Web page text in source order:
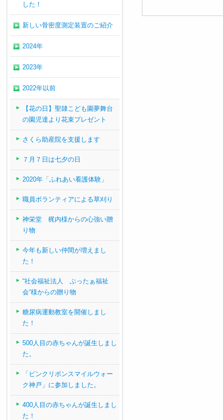
した！
新しい骨密度測定装置のご紹介
2024年
2023年
2022年以前
【花の日】聖隷こども園夢舞台
の園児達より花束プレゼント
さくら助産院を支援します
７月７日は七夕の日
2020年「ふれあい看護体験」
職員ボランティアによる草刈り
神栄堂 梶内様からの心強い贈
り物
今年も新しい仲間が増えまし
た！
“社会福祉法人 ぶったぁ福祉
会“様からの贈り物
糖尿病運動教室を開催しまし
た！
500人目の赤ちゃんが誕生しまし
た。
「ピンクリボンスマイルウォー
ク神戸」に参加しました。
400人目の赤ちゃんが誕生しまし
た！